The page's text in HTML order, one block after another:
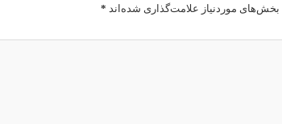
بخش‌های موردنیاز علامت‌گذاری شده‌اند *